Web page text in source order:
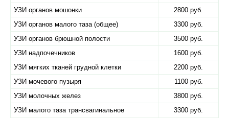
УЗИ органов мошонки
2800 руб.
УЗИ органов малого таза (общее)
3300 руб.
УЗИ органов брюшной полости
3500 руб.
УЗИ надпочечников
1600 руб.
УЗИ мягких тканей грудной клетки
2200 руб.
УЗИ мочевого пузыря
1100 руб.
УЗИ молочных желез
3800 руб.
УЗИ малого таза трансвагинальное
3300 руб.